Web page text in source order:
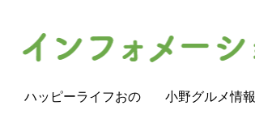
ハッピーライフおの 小野グルメ情報